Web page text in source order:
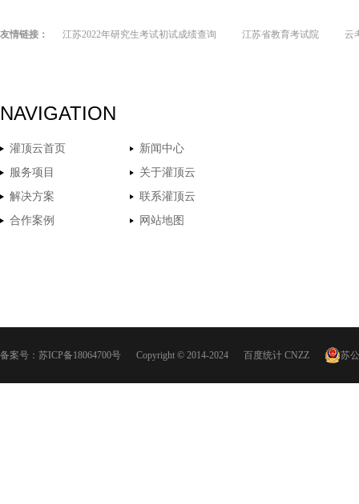
友情链接： 江苏2022年研究生考试初试成绩查询 江苏省教育考试院 云
NAVIGATION
灌顶云首页
新闻中心
服务项目
关于灌顶云
解决方案
联系灌顶云
合作案例
网站地图
备案号： 苏ICP备18064700号 Copyright © 2014-2024 百度统计 CNZZ 苏